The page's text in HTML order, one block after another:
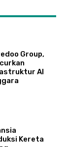
Group,
AI
Kereta